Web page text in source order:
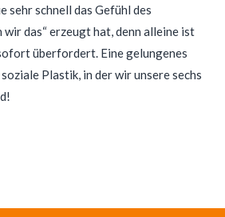
sehr schnell das Gefühl des
wir das“ erzeugt hat, denn alleine ist
überfordert. Eine gelungenes
Plastik, in der wir unsere sechs